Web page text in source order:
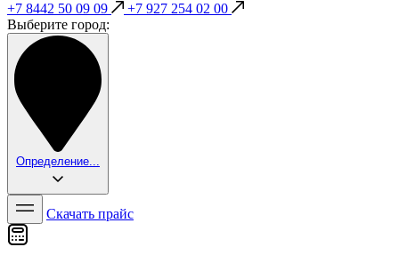
+7 8442 50 09 09
+7 927 254 02 00
Выберите город:
Определение...
Скачать прайс